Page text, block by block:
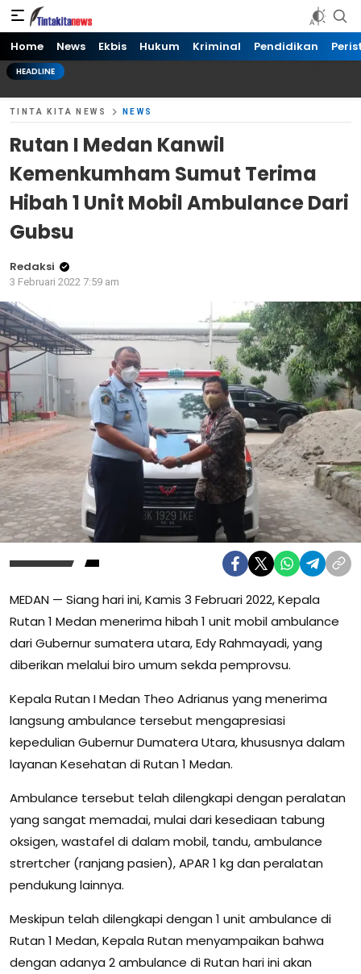
Tinta kita News
Informasi Terkini
Home News Ekbis Hukum Kriminal Pendidikan
HEADLINE
TINTA KITA NEWS NEWS
Rutan I Medan Kanwil
Kemenkumham Sumut Terima
Hibah 1 Unit Mobil Ambulance Dari
Gubsu
Redaksi
3 Februari 2022 7:59 am
MEDAN — Siang hari ini, Kamis 3 Februari 2022, Kepala
Rutan 1 Medan menerima hibah 1 unit mobil ambulance
dari Gubernur sumatera utara, Edy Rahmayadi, yang
diberikan melalui biro umum sekda pemprovsu.
Kepala Rutan I Medan Theo Adrianus yang menerima
langsung ambulance tersebut mengapresiasi
kepedulian Gubernur Dumatera Utara, khususnya dalam
layanan Kesehatan di Rutan 1 Medan.
Ambulance tersebut telah dilengkapi dengan peralatan
yang sangat memadai, mulai dari kesediaan tabung
oksigen, wastafel di dalam mobil, tandu, ambulance
strertcher (ranjang pasien), APAR 1 kg dan peralatan
pendukung lainnya.
Meskipun telah dilengkapi dengan 1 unit ambulance di
Rutan 1 Medan, Kepala Rutan menyampaikan bahwa
dengan adanya 2 ambulance di Rutan hari ini akan